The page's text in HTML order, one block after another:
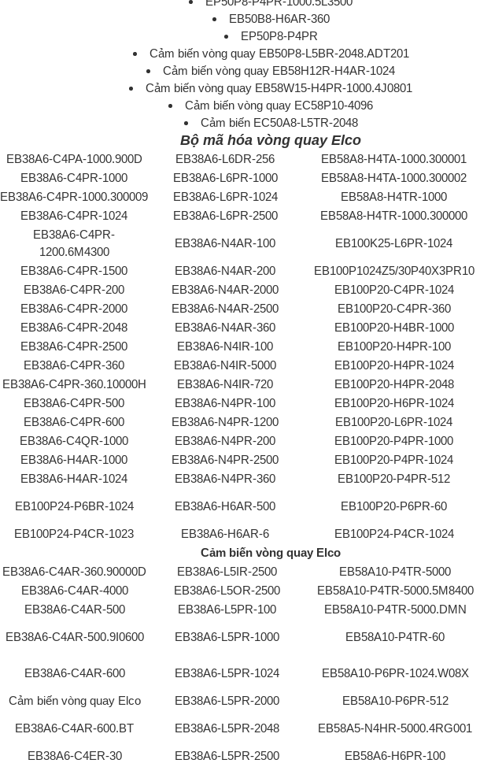
EB50B8-H6AR-360
EP50P8-P4PR
Cảm biến vòng quay EB50P8-L5BR-2048.ADT201
Cảm biến vòng quay EB58H12R-H4AR-1024
Cảm biến vòng quay EB58W15-H4PR-1000.4J0801
Cảm biến vòng quay EC58P10-4096
Cảm biến EC50A8-L5TR-2048
Bộ mã hóa vòng quay Elco
EB38A6-C4PA-1000.900D EB38A6-L6DR-256 EB58A8-H4TA-1000.300001
EB38A6-C4PR-1000
EB38A6-L6PR-1000 EB58A8-H4TA-1000.300002
EB38A6-C4PR-1000.300009
EB38A6-L6PR-1024 EB58A8-H4TR-1000
EB38A6-C4PR-1024
EB38A6-L6PR-2500 EB58A8-H4TR-1000.300000
EB38A6-C4PR-
1200.6M4300
EB38A6-N4AR-100 EB100K25-L6PR-1024
EB38A6-C4PR-1500 EB38A6-N4AR-200 EB100P1024Z5/30P40X3PR10
EB38A6-C4PR-200
EB38A6-N4AR-2000 EB100P20-C4PR-1024
EB38A6-C4PR-2000
EB38A6-N4AR-2500 EB100P20-C4PR-360
EB38A6-C4PR-2048
EB38A6-N4AR-360 EB100P20-H4BR-1000
EB38A6-C4PR-2500
EB38A6-N4IR-100 EB100P20-H4PR-100
EB38A6-C4PR-360
EB38A6-N4IR-5000 EB100P20-H4PR-1024
EB38A6-C4PR-360.10000H
EB38A6-N4IR-720 EB100P20-H4PR-2048
EB38A6-C4PR-500
EB38A6-N4PR-100 EB100P20-H6PR-1024
EB38A6-C4PR-600
EB38A6-N4PR-1200 EB100P20-L6PR-1024
EB38A6-C4QR-1000
EB38A6-N4PR-200 EB100P20-P4PR-1000
EB38A6-H4AR-1000
EB38A6-N4PR-2500 EB100P20-P4PR-1024
EB38A6-H4AR-1024
EB38A6-N4PR-360 EB100P20-P4PR-512
EB100P24-P6BR-1024 EB38A6-H6AR-500 EB100P20-P6PR-60
EB100P24-P4CR-1023 EB38A6-H6AR-6
EB100P24-P4CR-1024
Cảm biến vòng quay Elco
EB38A6-C4AR-360.90000D
EB38A6-L5IR-2500 EB58A10-P4TR-5000
EB38A6-C4AR-4000
EB38A6-L5OR-2500 EB58A10-P4TR-5000.5M8400
EB38A6-C4AR-500
EB38A6-L5PR-100 EB58A10-P4TR-5000.DMN
EB38A6-C4AR-500.9I0600 EB38A6-L5PR-1000 EB58A10-P4TR-60
EB38A6-C4AR-600 EB38A6-L5PR-1024 EB58A10-P6PR-1024.W08X
Cảm biến vòng quay Elco EB38A6-L5PR-2000 EB58A10-P6PR-512
EB38A6-C4AR-600.BT EB38A6-L5PR-2048 EB58A5-N4HR-5000.4RG001
EB38A6-C4ER-30 EB38A6-L5PR-2500 EB58A6-H6PR-100